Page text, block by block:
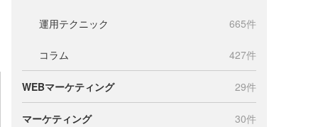
運用テクニック 665件
コラム 427件
WEBマーケティング 29件
マーケティング 30件